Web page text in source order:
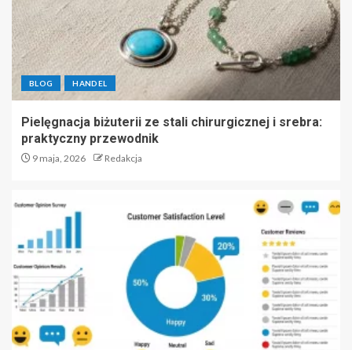
BLOG HANDEL
Pielęgnacja biżuterii ze stali chirurgicznej i srebra:
praktyczny przewodnik
9 maja, 2026 Redakcja